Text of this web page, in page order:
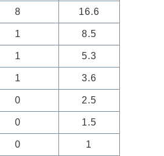
8 16.6
1 8.5
1 5.3
1 3.6
0 2.5
0 1.5
0 1